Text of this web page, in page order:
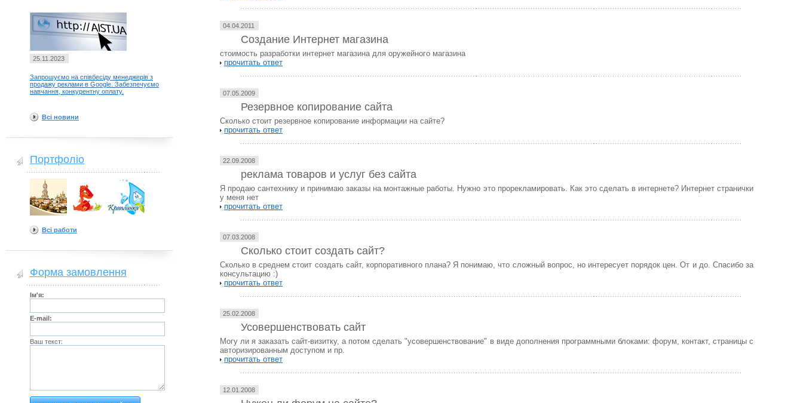
04.04.2011
Создание Интернет магазина
стоимость разработки интернет магазина для оружейного магазина
прочитать ответ
07.05.2009
Резервное копирование сайта
Сколько стоит резервное копирование информации на сайте?
прочитать ответ
22.09.2008
реклама товаров и услуг без сайта
Я продаю сантехнику и принимаю заказы на монтажные работы. Нужно это прорекламировать. Как это сделать в интернете? Интернет странички
у меня нет
прочитать ответ
07.03.2008
Сколько стоит создать сайт?
Сколько в среднем стоит создать сайт, корпоративного плана? Я понимаю, что сложный вопрос, но интересует порядок цен. От и до. Спасибо за
консультацию :)
прочитать ответ
25.02.2008
Усовершенствовать сайт
Могу ли я заказать сайт-визитку, а потом сделать "усовершенствование" в виде дополнения программными блоками: форум, контакт, страницы с
авторизированным доступом и пр.
прочитать ответ
12.01.2008
25.11.2023
Запрошуємо на співбесіду менеджерів з
продажу реклами в Google. Забезпечуємо
навчання, конкурентну оплату.
Всі новини
Портфоліо
Всі работи
Форма замовлення
Ім'я:
E-mail:
Ваш текст: